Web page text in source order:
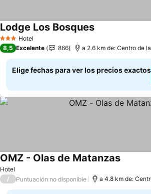
3 Estrellas
Hotel
Lodge Los Bosques
8,5 Excelente 866 a 2.6 km de: Centro de
Elige fechas para ver los precios exactos
Hotel
OMZ - Olas de Matanzas
/ Puntuación no disponible a 4.8 km de: